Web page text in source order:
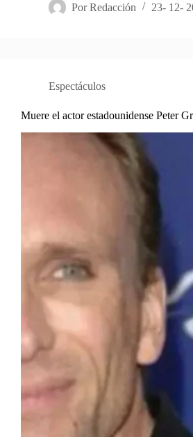
Por Redacción 23- 12-
Espectáculos
Muere el actor estadounidense Peter